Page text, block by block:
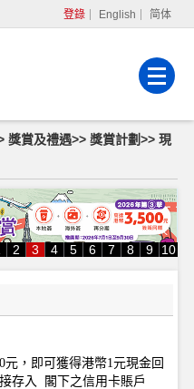
登錄 English 简体
強積金服務
獎賞及禮遇>> 獎賞計劃>> 現
2 3 4 5 6 7 8 9 10
，即可獲得港幣1元現金回
存入 閣下之信用卡賬戶